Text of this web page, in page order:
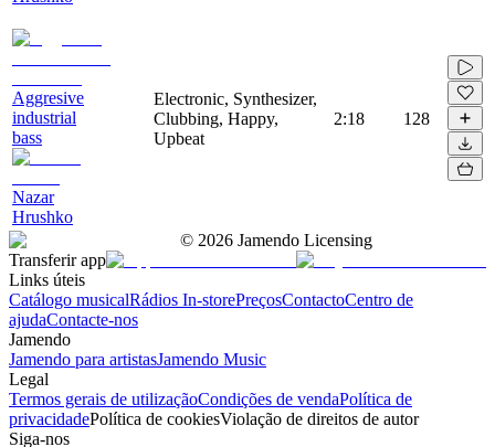
Aggresive
industrial
bass
Nazar
Hrushko
Electronic, Synthesizer,
Clubbing, Happy,
Upbeat
2:18 128
© 2026 Jamendo Licensing
Transferir app
Links úteis
Catálogo musicalRádios In-storePreçosContactoCentro de
ajudaContacte-nos
Jamendo
Jamendo para artistasJamendo Music
Legal
Termos gerais de utilizaçãoCondições de vendaPolítica de
privacidadePolítica de cookiesViolação de direitos de autor
Siga-nos